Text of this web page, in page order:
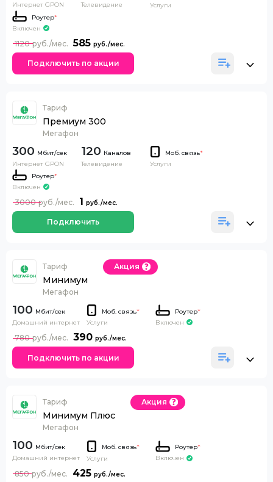
Интернет GPON
Телевидение
Услуги
Роутер*
Включен
585
1120
Подключить по акции
Тариф
Премиум 300
Мегафон
300
Интернет GPON
120 Каналов
Телевидение
Моб. связь*
Услуги
Роутер*
Включен
1
3000
Подключить
Тариф
Минимум
Мегафон
Акция
100
Домашний интернет
Моб. связь*
Услуги
Роутер*
Включен
390
780
Подключить по акции
Тариф
Минимум Плюс
Мегафон
Акция
100
Домашний интернет
Моб. связь*
Услуги
Роутер*
Включен
425
850